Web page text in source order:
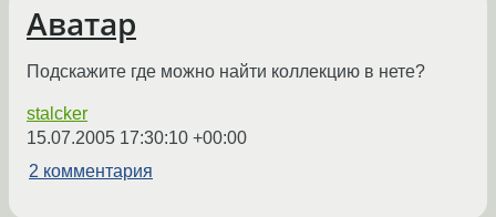
Аватар
Подскажите где можно найти коллекцию в нете?
stalcker
15.07.2005 17:30:10 +00:00
2 комментария